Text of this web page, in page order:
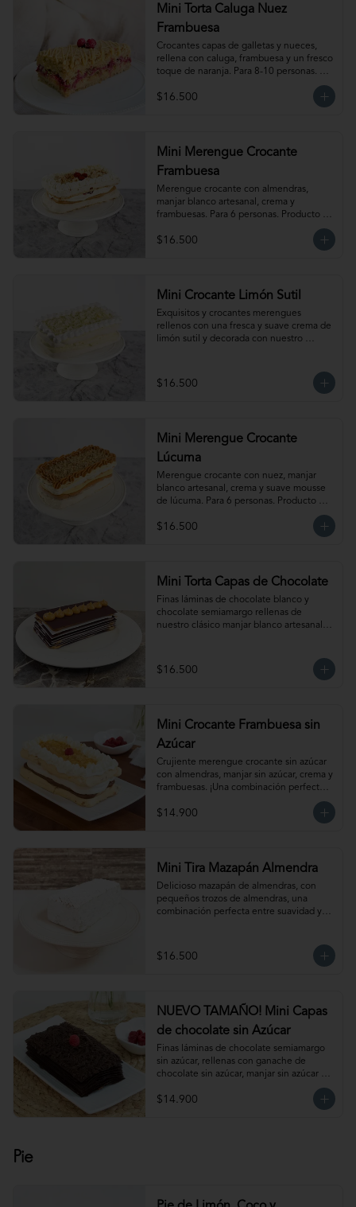
trazas.
Mini Torta Caluga Nuez
Frambuesa
Crocantes capas de galletas y nueces,
rellena con caluga, frambuesa y un fresco
toque de naranja. Para 8-10 personas.
descongelar 1  hora a temperatura
$16.500
Mini Merengue Crocante
Frambuesa
Merengue crocante con almendras,
manjar blanco artesanal, crema y
frambuesas. Para 6 personas. Producto
congelado, se recomienda descongelar
de 1 hora a temperatura ambiente antes
$16.500
Mini Crocante Limón Sutil
Exquisitos y crocantes merengues
rellenos con una fresca y suave crema de
limón sutil y decorada con nuestro
recomienda descongelar de 1 hora a
temperatura ambiente antes de servir.
$16.500
Mini Merengue Crocante
Lúcuma
Merengue crocante con nuez, manjar
blanco artesanal, crema y suave mousse
de lúcuma. Para 6 personas. Producto
congelado, se recomienda descongelar
de 1  hora a temperatura ambiente antes
$16.500
Mini Torta Capas de Chocolate
Finas láminas de chocolate blanco y
chocolate semiamargo rellenas de
nuestro clásico manjar blanco artesanal.
$16.500
Mini Crocante Frambuesa sin
Azúcar
Crujiente merengue crocante sin azúcar
con almendras, manjar sin azúcar, crema y
frambuesas. ¡Una combinación perfecta!
Para 6 personas. Producto congelado, se
recomienda descongelar de 1 hora a
$14.900
Mini Tira Mazapán Almendra
Delicioso mazapán de almendras, con
pequeños trozos de almendras, una
combinación perfecta entre suavidad y
$16.500
NUEVO TAMAÑO! Mini Capas
de chocolate sin Azúcar
Finas láminas de chocolate semiamargo
sin azúcar, rellenas con ganache de
chocolate sin azúcar, manjar sin azúcar y
¡Simplemente irresistible!
Para 6-8 personas. Producto congelado,
$14.900
Pie